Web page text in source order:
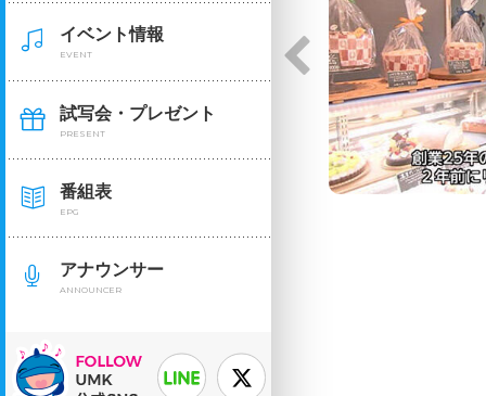
イベント情報
EVENT
試写会・プレゼント
PRESENT
番組表
EPG
アナウンサー
ANNOUNCER